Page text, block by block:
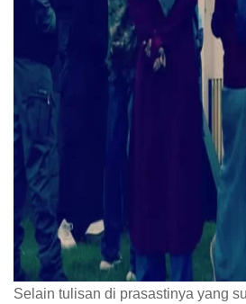
Selain tulisan di prasastinya yang